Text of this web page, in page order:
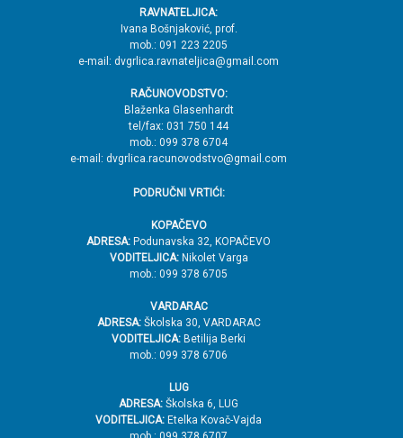
RAVNATELJICA:
Ivana Bošnjaković, prof.
mob.: 091 223 2205
e-mail: dvgrlica.ravnateljica@gmail.com
RAČUNOVODSTVO:
Blaženka Glasenhardt
tel/fax: 031 750 144
mob.: 099 378 6704
e-mail: dvgrlica.racunovodstvo@gmail.com
PODRUČNI VRTIĆI:
KOPAČEVO
ADRESA: Podunavska 32, KOPAČEVO
VODITELJICA:Nikolet Varga
mob.: 099 378 6705
VARDARAC
ADRESA:Školska 30, VARDARAC
VODITELJICA: Betilija Berki
mob.: 099 378 6706
LUG
ADRESA: Školska 6, LUG
VODITELJICA: Etelka Kovač-Vajda